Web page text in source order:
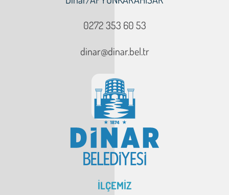
0272 353 60 53
dinar@dinar.bel.tr
İLÇEMİZ